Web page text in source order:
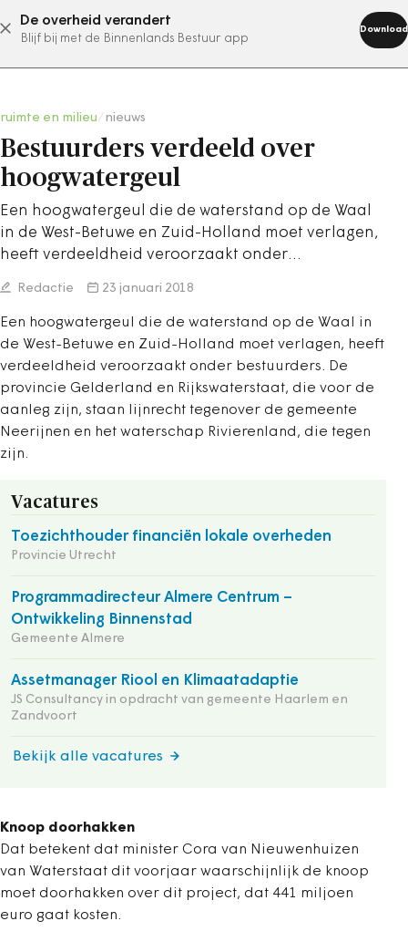
De overheid verandert
Blijf bij met de Binnenlands Bestuur app
Download
abonneer nu
ruimte en milieu nieuws
Bestuurders verdeeld over
hoogwatergeul
Een hoogwatergeul die de waterstand op de Waal
in de West-Betuwe en Zuid-Holland moet verlagen,
heeft verdeeldheid veroorzaakt onder…
Redactie 23 januari 2018
Een hoogwatergeul die de waterstand op de Waal in
de West-Betuwe en Zuid-Holland moet verlagen, heeft
verdeeldheid veroorzaakt onder bestuurders. De
provincie Gelderland en Rijkswaterstaat, die voor de
aanleg zijn, staan lijnrecht tegenover de gemeente
Neerijnen en het waterschap Rivierenland, die tegen
zijn.
Vacatures
Toezichthouder financiën lokale overheden
Provincie Utrecht
Programmadirecteur Almere Centrum –
Ontwikkeling Binnenstad
Gemeente Almere
Assetmanager Riool en Klimaatadaptie
JS Consultancy in opdracht van gemeente Haarlem en
Zandvoort
Bekijk alle vacatures
Knoop doorhakken
Dat betekent dat minister Cora van Nieuwenhuizen
van Waterstaat dit voorjaar waarschijnlijk de knoop
moet doorhakken over dit project, dat 441 miljoen
euro gaat kosten.